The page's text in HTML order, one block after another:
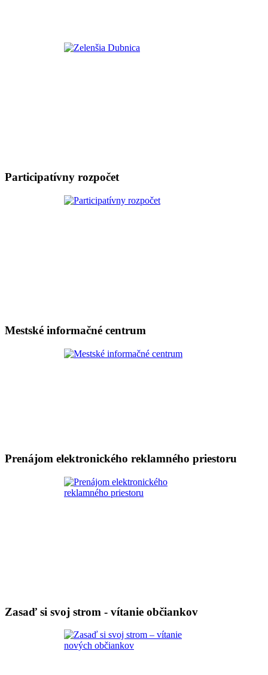
Participatívny rozpočet
Mestské informačné centrum
Prenájom elektronického reklamného priestoru
Zasaď si svoj strom - vítanie občiankov